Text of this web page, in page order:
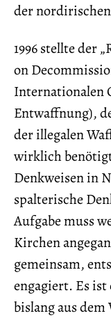
der
1996 stellte der
on
Internationalen
Entwaffnung),
der illegalen
wirklich
Denkweisen in
spalterische
Aufgabe muss
Kirchen
gemeinsam,
engagiert. Es
bislang aus